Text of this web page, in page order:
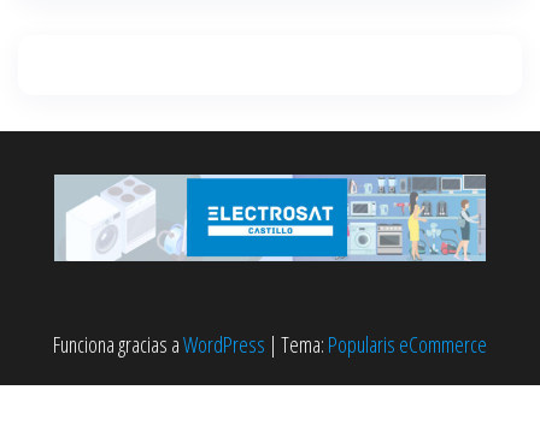
Funciona gracias aWordPress | Tema: Popularis eCommerce